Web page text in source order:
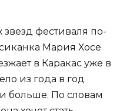
фестиваля по-
Мария Хосе
в Каракас уже в
из года в год
больше. По словам